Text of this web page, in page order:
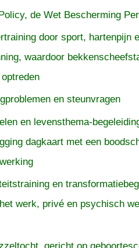
de Wet Bescherming
door sport, hartenpijn
waardoor
en steunvragen
en levensthema-
dagkaart met een
en
werk, privé en psychisch